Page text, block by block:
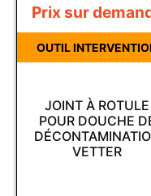
JOINT À ROTULE
POUR DOUCHE
VETTER
Prix sur
OUTIL